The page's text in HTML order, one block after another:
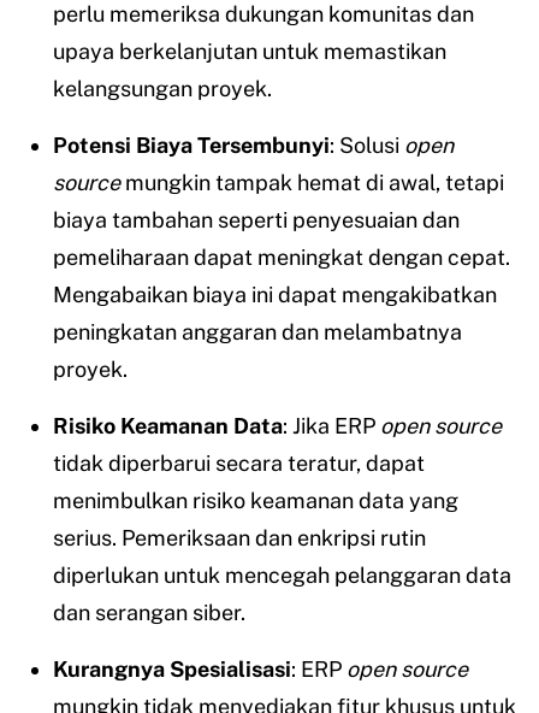
perlu memeriksa dukungan komunitas dan
upaya berkelanjutan untuk memastikan
kelangsungan proyek.
Potensi Biaya Tersembunyi: Solusi open
sourcemungkin tampak hemat di awal, tetapi
biaya tambahan seperti penyesuaian dan
pemeliharaan dapat meningkat dengan cepat.
Mengabaikan biaya ini dapat mengakibatkan
peningkatan anggaran dan melambatnya
proyek.
Risiko Keamanan Data: Jika ERP open source
tidak diperbarui secara teratur, dapat
menimbulkan risiko keamanan data yang
serius. Pemeriksaan dan enkripsi rutin
diperlukan untuk mencegah pelanggaran data
dan serangan siber.
Kurangnya Spesialisasi: ERP open source
mungkin tidak menyediakan fitur khusus untuk